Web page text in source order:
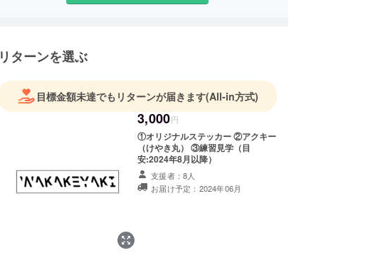
リターンを選ぶ
目標金額未達でもリターンが届きます(All-in方式)
3,000円
①オリジナルステッカー ②アクキー
（けやき丸） ③練習見学（目
安:2024年8月以降）
支援者：8人
お届け予定：2024年06月